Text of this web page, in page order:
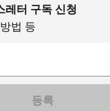
레터 구독 신청
법 등